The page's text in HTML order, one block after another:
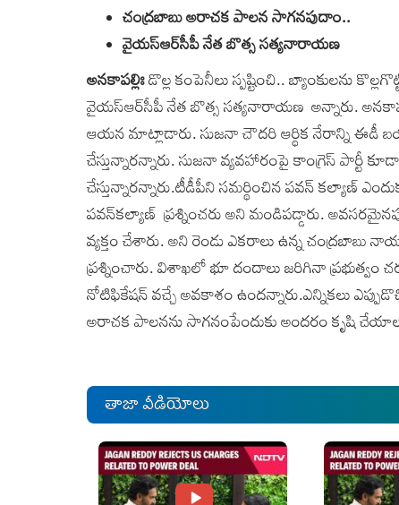
చంద్రబాబు అరాచక పాలన సాగనపుదాం..
వైయస్‌ఆర్‌సీపీ నేత బొత్స సత్యనారాయణ
అనకాపల్లిఃడొల్ల కంపెనీలు స్పష్టించి.. బ్యాంకులను
వైయస్‌ఆర్‌సీపీ నేత బొత్స సత్యనారాయణ అన్నారు.
ఆయన మాట్లాడారు. సుజనా చౌదరి ఆర్థిక నేరాన్ని ఈడీ
చేస్తున్నారన్నారు. సుజనా వ్యవహారంపై కాంగ్రెస్‌
చేస్తున్నారన్నారు.టీడీపీని సమర్థించిన పవన్‌ కల్యాణ్‌
పవన్‌కల్యాణ్‌ ప్రశ్నించరు అని మండిపడ్డారు.
వ్యక్తం చేశారు. అని రెండు ఎకరాలు ఉన్న చంద్రబాబు
ప్రశ్నించారు. విశాఖలో భూ దందాలు జరిగినా ప్రభుత్వం
నోటిఫికేషన్‌ వచ్చే అవకాశం ఉందన్నారు.ఎన్నికలు
అరాచక పాలనను సాగనంపేందుకు అందరం కృషి
తాజా వీడియోలు